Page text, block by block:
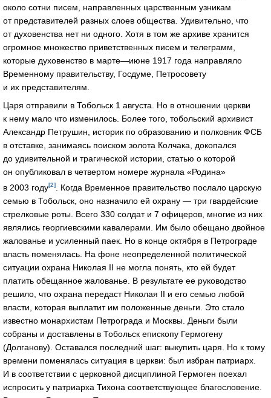
около сотни писем, направленных царственным узникам
от представителей разных слоев общества. Удивительно, что
от духовенства нет ни одного. Хотя в том же архиве хранится
огромное множество приветственных писем и телеграмм,
которые духовенство в марте—июне 1917 года направляло
Временному правительству, Госдуме, Петросовету
и их представителям.
Царя отправили в Тобольск 1 августа. Но в отношении церкви
к нему мало что изменилось. Более того, тобольский архивист
Александр Петрушин, историк по образованию и полковник ФСБ
в отставке, занимаясь поиском золота Колчака, докопался
до удивительной и трагической истории, статью о которой
он опубликовал в четвертом номере журнала «Родина»
в 2003 году[2]
. Когда Временное правительство послало царскую
семью в Тобольск, оно назначило ей охрану — три гвардейские
стрелковые роты. Всего 330 солдат и 7 офицеров, многие из них
являлись георгиевскими кавалерами. Им было обещано двойное
жалованье и усиленный паек. Но в конце октября в Петрограде
власть поменялась. На фоне неопределенной политической
ситуации охрана Николая II не могла понять, кто ей будет
платить обещанное жалованье. В результате ее руководство
решило, что охрана передаст Николая II и его семью любой
власти, которая выплатит им положенные деньги. Это стало
известно монархистам Петрограда и Москвы. Деньги были
собраны и доставлены в Тобольск епископу Гермогену
(Долганову). Оставался последний шаг: выкупить царя. Но к тому
времени поменялась ситуация в церкви: был избран патриарх.
И в соответствии с церковной дисциплиной Гермоген поехал
испросить у патриарха Тихона соответствующее благословение.